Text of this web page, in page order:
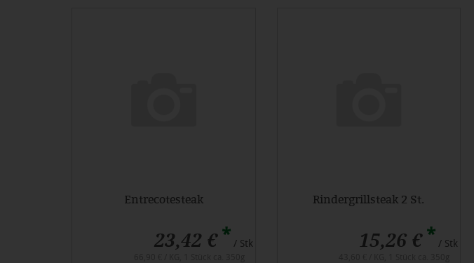
Entrecotesteak
23,42 €* / Stk
Rindergrillsteak 2 St.
15,26 €* / Stk